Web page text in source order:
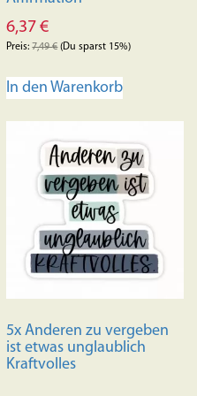
6,37€
Preis:7,49€(Du sparst 15%)
In den Warenkorb
5x Anderen zu vergeben
ist etwas unglaublich
Kraftvolles